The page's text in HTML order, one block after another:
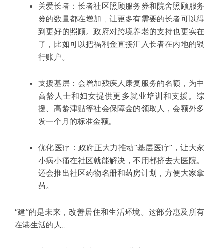
关爱长者： 长者社区照顾服务券和院舍照顾服务
券的数量都在增加，让更多有需要的长者可以得
到更好的照顾。政府对跨境养老的支持也更实在
了，比如可以把福利金直接汇入长者在内地的银
行账户。
支援基层： 会增加残疾人康复服务的名额，为中
高龄人士和妇女提供更多就业培训和支援。综
援、高龄津贴等社会保障金的领取人，会额外多
发一个月的标准金额。
优化医疗： 政府正大力推动“基层医疗”，让大家
小病小痛在社区就能解决，不用都挤去大医院。
还会推出社区药物名册和药房计划，方便大家拿
药。
“建”的是未来，改善居住和生活环境。 这部分惠及所有
在港生活的人。